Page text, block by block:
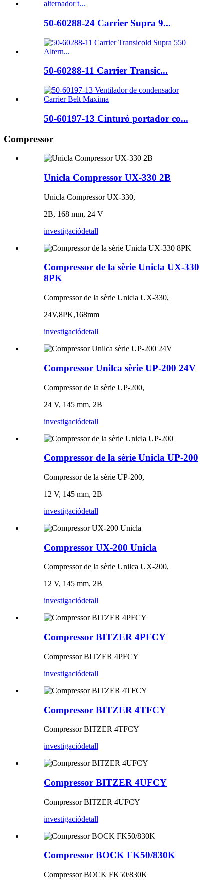
50-60288-24 Carrier Supra 9...
50-60288-11 Carrier Transic...
50-60197-13 Cinturó portador co...
Compressor
Unicla Compressor UX-330 2B
Unicla Compressor UX-330,
2B, 168 mm, 24 V
investigaciódetall
Compressor de la sèrie Unicla UX-330
8PK
Compressor de la sèrie Unicla UX-330,
24V,8PK,168mm
investigaciódetall
Compressor Unilca sèrie UP-200 24V
Compressor de la sèrie UP-200,
24 V, 145 mm, 2B
investigaciódetall
Compressor de la sèrie Unicla UP-200
Compressor de la sèrie UP-200,
12 V, 145 mm, 2B
investigaciódetall
Compressor UX-200 Unicla
Compressor de la sèrie Unilca UX-200,
12 V, 145 mm, 2B
investigaciódetall
Compressor BITZER 4PFCY
Compressor BITZER 4PFCY
investigaciódetall
Compressor BITZER 4TFCY
Compressor BITZER 4TFCY
investigaciódetall
Compressor BITZER 4UFCY
Compressor BITZER 4UFCY
investigaciódetall
Compressor BOCK FK50/830K
Compressor BOCK FK50/830K